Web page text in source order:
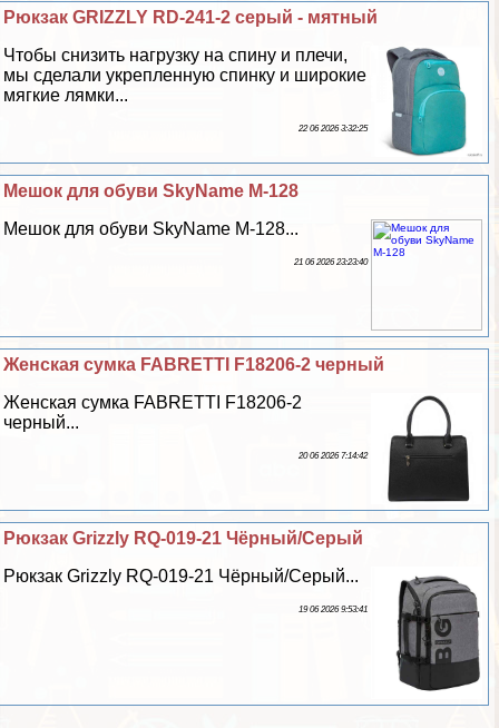
Рюкзак GRIZZLY RD-241-2 серый - мятный
Чтобы снизить нагрузку на спину и плечи,
мы сделали укрепленную спинку и широкие
мягкие лямки...
22 06 2026 3:32:25
Мешок для обуви SkyName M-128
Мешок для обуви SkyName M-128...
21 06 2026 23:23:40
Женская сумка FABRETTI F18206-2 черный
Женская сумка FABRETTI F18206-2
черный...
20 06 2026 7:14:42
Рюкзак Grizzly RQ-019-21 Чёрный/Серый
Рюкзак Grizzly RQ-019-21 Чёрный/Серый...
19 06 2026 9:53:41